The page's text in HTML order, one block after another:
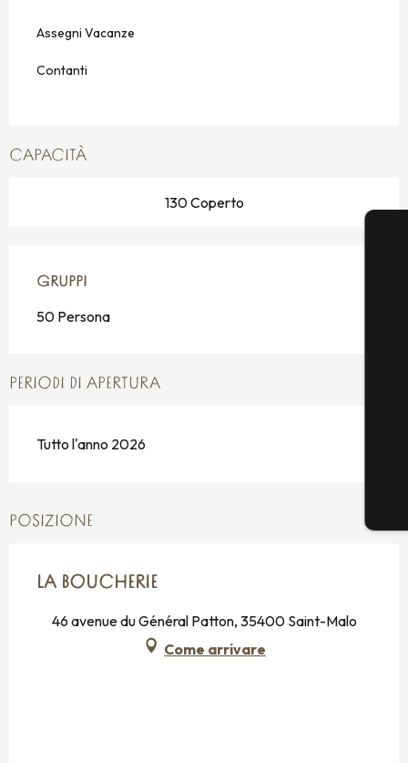
Assegni Vacanze
Contanti
CAPACITÀ
130 Coperto
GRUPPI
GRUPPI
50 Persona
PERIODI DI APERTURA
Tutto l'anno 2026
POSIZIONE
LA BOUCHERIE
46 avenue du Général Patton, 35400 Saint-Malo
Come arrivare